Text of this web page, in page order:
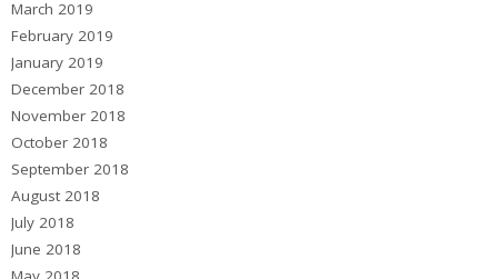
March 2019
February 2019
January 2019
December 2018
November 2018
October 2018
September 2018
August 2018
July 2018
June 2018